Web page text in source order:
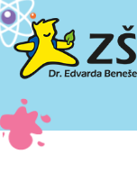
Přejít k hlavnímu obsahu